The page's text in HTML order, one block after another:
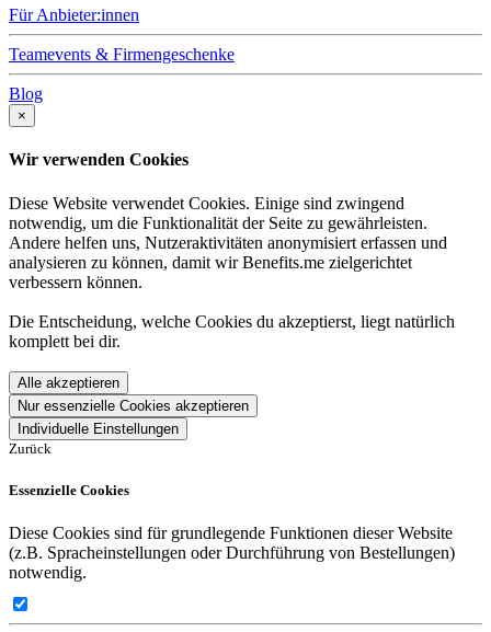
Für Anbieter:innen
Teamevents & Firmengeschenke
Blog
×
Wir verwenden Cookies
Diese Website verwendet Cookies. Einige sind zwingend
notwendig, um die Funktionalität der Seite zu gewährleisten.
Andere helfen uns, Nutzeraktivitäten anonymisiert erfassen und
analysieren zu können, damit wir Benefits.me zielgerichtet
verbessern können.
Die Entscheidung, welche Cookies du akzeptierst, liegt natürlich
komplett bei dir.
Alle akzeptieren
Nur essenzielle Cookies akzeptieren
Individuelle Einstellungen
Zurück
Essenzielle Cookies
Diese Cookies sind für grundlegende Funktionen dieser Website
(z.B. Spracheinstellungen oder Durchführung von Bestellungen)
notwendig.